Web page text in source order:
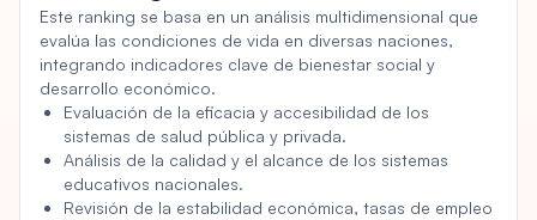
literatura, y su papel en la economía global. Además,
ofrece una combinación de paisajes urbanos vibrantes y
áreas rurales de gran belleza natural.
Este ranking se basa en un análisis multidimensional que
evalúa las condiciones de vida en diversas naciones,
integrando indicadores clave de bienestar social y
desarrollo económico.
Evaluación de la eficacia y accesibilidad de los
sistemas de salud pública y privada.
Análisis de la calidad y el alcance de los sistemas
educativos nacionales.
Revisión de la estabilidad económica, tasas de empleo